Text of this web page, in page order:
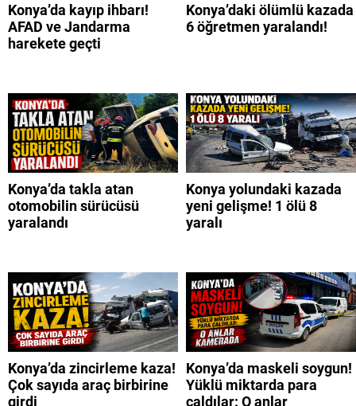
Konya’da kayıp ihbarı!
AFAD ve Jandarma
harekete geçti
Konya’daki ölümlü kazada
6 öğretmen yaralandı!
Konya’da takla atan
otomobilin sürücüsü
yaralandı
Konya yolundaki kazada
yeni gelişme! 1 ölü 8
yaralı
Konya’da zincirleme kaza!
Çok sayıda araç birbirine
girdi
Konya’da maskeli soygun!
Yüklü miktarda para
çaldılar: O anlar